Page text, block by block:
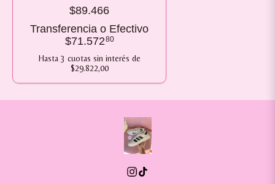
$89.466
Transferencia o Efectivo
$71.57280
Hasta 3 cuotas sin interés de
$29.822,00